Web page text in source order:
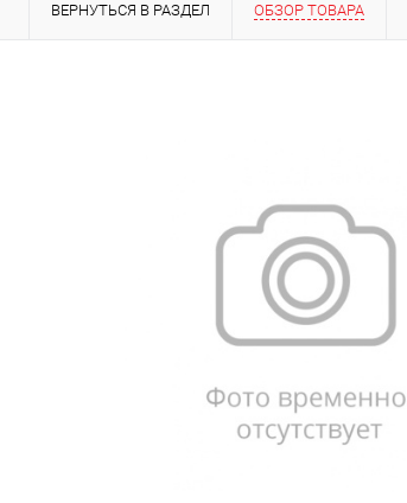
ВЕРНУТЬСЯ В РАЗДЕЛ ОБЗОР ТОВАРА